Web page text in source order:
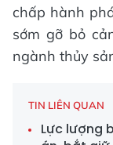
chấp hành
sớm gỡ bỏ
ngành thủy
TIN LIÊN QUAN
Lực lượng